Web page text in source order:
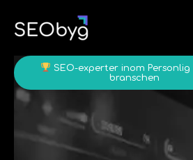
SEO-experter inom
branschen